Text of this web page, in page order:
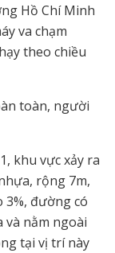
Hồ Chí Minh
va chạm
theo chiều
toàn, người
khu vực xảy ra
rộng 7m,
3%, đường có
và nằm ngoài
tại vị trí này